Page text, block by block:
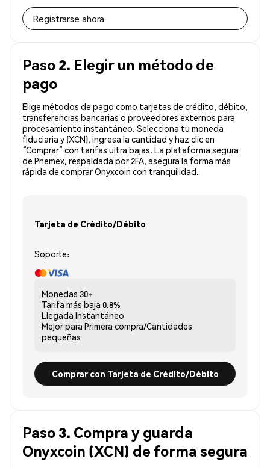
Registrarse ahora
Paso 2. Elegir un método de
pago
Elige métodos de pago como tarjetas de crédito, débito,
transferencias bancarias o proveedores externos para
procesamiento instantáneo. Selecciona tu moneda
fiduciaria y (XCN), ingresa la cantidad y haz clic en
“Comprar” con tarifas ultra bajas. La plataforma segura
de Phemex, respaldada por 2FA, asegura la forma más
rápida de comprar Onyxcoin con tranquilidad.
Tarjeta de Crédito/Débito
Soporte:
Monedas 30+
Tarifa más baja 0.8%
Llegada Instantáneo
Mejor para Primera compra/Cantidades
pequeñas
Comprar con Tarjeta de Crédito/Débito
Paso 3. Compra y guarda
Onyxcoin (XCN) de forma segura